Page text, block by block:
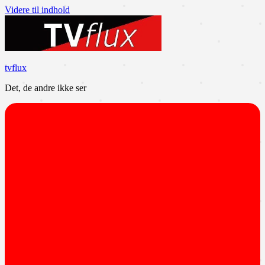
Videre til indhold
tvflux
Det, de andre ikke ser